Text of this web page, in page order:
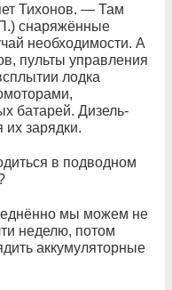
Тихонов. — Там
снаряжённые
необходимости. А
пульты управления
лодка
батарей. Дизель-
зарядки.
в подводном
мы можем не
неделю, потом
аккумуляторные